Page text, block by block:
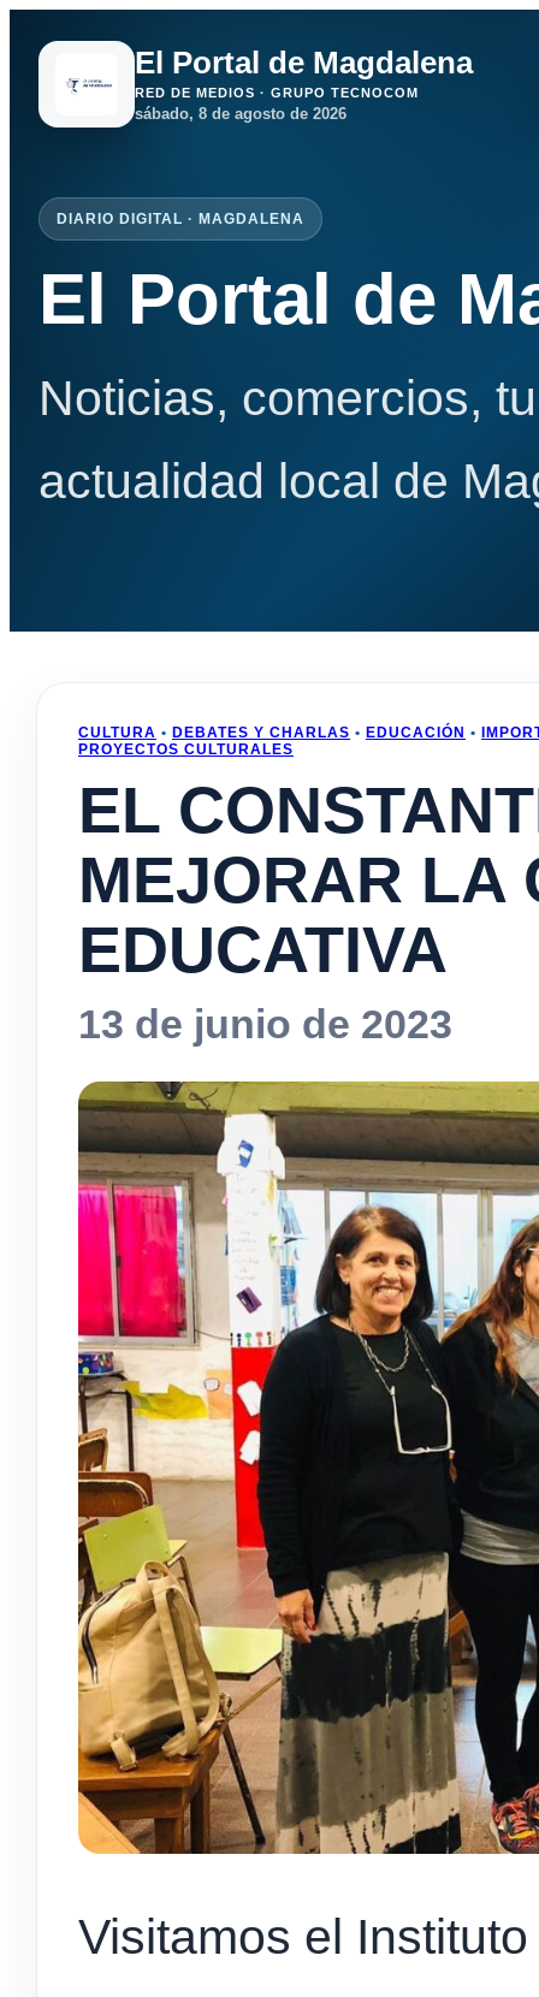
El Portal de Magdalena
RED DE MEDIOS · GRUPO TECNOCOM
sábado, 8 de agosto de 2026
DIARIO DIGITAL · MAGDALENA
El Portal de
Noticias, comercios,
actualidad local de
CULTURA • DEBATES Y CHARLAS • EDUCACIÓN •
PROYECTOS CULTURALES
EL
MEJORAR LA
EDUCATIVA
13 de junio de 2023
Visitamos el